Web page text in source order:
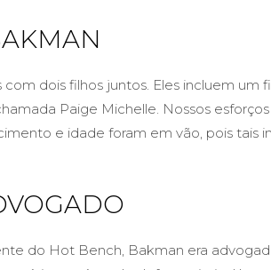
dois filhos juntos. Eles incluem um
Paige Michelle. Nossos esforços
e idade foram em vão, pois tais
do Hot Bench, Bakman era